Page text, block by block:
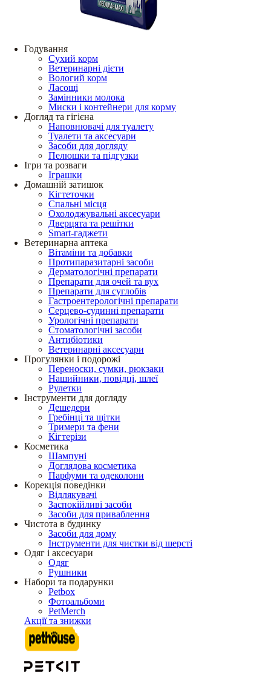
Годування
Сухий корм
Ветеринарні дієти
Вологий корм
Ласощі
Замінники молока
Миски і контейнери для корму
Догляд та гігієна
Наповнювачі для туалету
Туалети та аксесуари
Засоби для догляду
Пелюшки та підгузки
Ігри та розваги
Іграшки
Домашній затишок
Кігтеточки
Спальні місця
Охолоджувальні аксесуари
Дверцята та решітки
Smart-гаджети
Ветеринарна аптека
Вітаміни та добавки
Протипаразитарні засоби
Дерматологічні препарати
Препарати для очей та вух
Препарати для суглобів
Гастроентерологічні препарати
Серцево-судинні препарати
Урологічні препарати
Стоматологічні засоби
Антибіотики
Ветеринарні аксесуари
Прогулянки і подорожі
Переноски, сумки, рюкзаки
Нашийники, повідці, шлеї
Рулетки
Інструменти для догляду
Дешедери
Гребінці та щітки
Тримери та фени
Кігтерізи
Косметика
Шампуні
Доглядова косметика
Парфуми та одеколони
Корекція поведінки
Відлякувачі
Заспокійливі засоби
Засоби для приваблення
Чистота в будинку
Засоби для дому
Інструменти для чистки від шерсті
Одяг і аксесуари
Одяг
Рушники
Набори та подарунки
Petbox
Фотоальбоми
PetMerch
Акції та знижки